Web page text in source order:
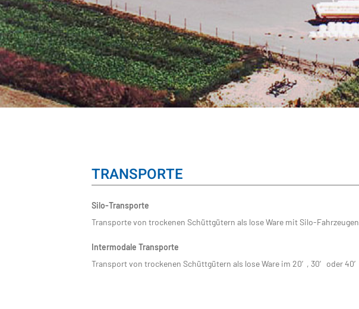
TRANSPORTE
Silo-Transporte
Transporte von trockenen Schüttgütern als lose Ware mit Silo-
Intermodale Transporte
Transport von trockenen Schüttgütern als lose Ware im 20′, 30′ oder